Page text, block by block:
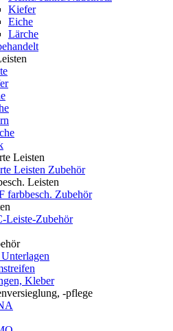
Kiefer
Eiche
Lärche
Leisten
Leisten Zubehör
Leisten
farbbesch. Zubehör
Leiste-Zubehör
Kleber
-pflege